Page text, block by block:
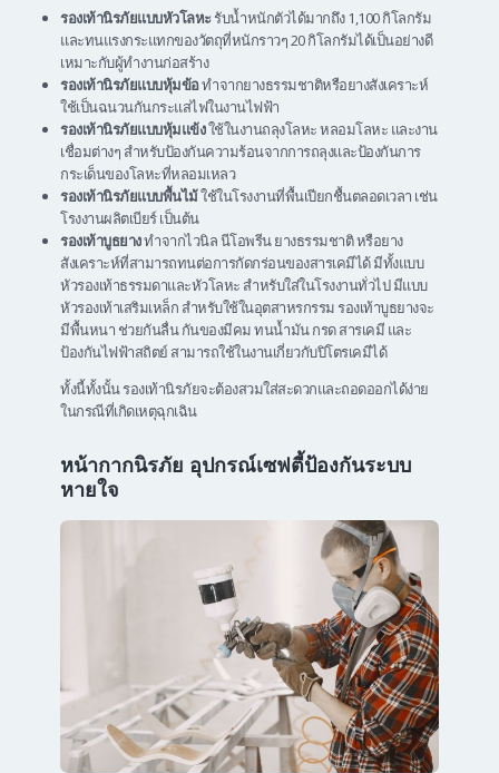
รองเท้านิรภัยแบบหัวโลหะรับน้ำหนักตัวได้มากถึง 1,100 กิโลกรัม
และทนแรงกระแทกของวัตถุที่หนักราวๆ 20 กิโลกรัมได้เป็นอย่างดี
เหมาะกับผู้ทำงานก่อสร้าง
รองเท้านิรภัยแบบหุ้มข้อทำจากยางธรรมชาติหรือยางสังเคราะห์
ใช้เป็นฉนวนกันกระแสไฟในงานไฟฟ้า
รองเท้านิรภัยแบบหุ้มแข้งใช้ในงานถลุงโลหะ หลอมโลหะ และงาน
เชื่อมต่างๆ สำหรับป้องกันความร้อนจากการถลุงและป้องกันการ
กระเด็นของโลหะที่หลอมเหลว
รองเท้านิรภัยแบบพื้นไม้ใช้ในโรงงานที่พื้นเปียกชื้นตลอดเวลา เช่น
โรงงานผลิตเบียร์ เป็นต้น
รองเท้าบูธยางทำจากไวนิล นีโอพรีน ยางธรรมชาติ หรือยาง
สังเคราะห์ที่สามารถทนต่อการกัดกร่อนของสารเคมีได้ มีทั้งแบบ
หัวรองเท้าธรรมดาและหัวโลหะ สำหรับใส่ในโรงงานทั่วไป มีแบบ
หัวรองเท้าเสริมเหล็ก สำหรับใช้ในอุตสาหรกรรม รองเท้าบูธยางจะ
มีพื้นหนา ช่วยกันลื่น กันของมีคม ทนน้ำมัน กรด สารเคมี และ
ป้องกันไฟฟ้าสถิตย์ สามารถใช้ในงานเกี่ยวกับปิโตรเคมีได้
ทั้งนี้ทั้งนั้น รองเท้านิรภัยจะต้องสวมใส่สะดวกและถอดออกได้ง่าย
ในกรณีที่เกิดเหตุฉุกเฉิน
หน้ากากนิรภัย อุปกรณ์เซฟตี้ป้องกันระบบ
หายใจ